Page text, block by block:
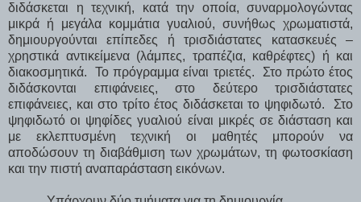
διδάσκεται η τεχνική, κατά την οποία, συναρμολογώντας
μικρά ή μεγάλα κομμάτια γυαλιού, συνήθως χρωματιστά,
δημιουργούνται επίπεδες ή τρισδιάστατες κατασκευές –
χρηστικά αντικείμενα (λάμπες, τραπέζια, καθρέφτες) ή και
διακοσμητικά.
Το πρόγραμμα είναι τριετές.
Στο πρώτο έτος
διδάσκονται επιφάνειες, στο δεύτερο τρισδιάστατες
επιφάνειες, και στο τρίτο έτος διδάσκεται το ψηφιδωτό.
Στο
ψηφιδωτό οι ψηφίδες γυαλιού είναι μικρές σε διάσταση και
με εκλεπτυσμένη τεχνική οι μαθητές μπορούν να
αποδώσουν τη διαβάθμιση των χρωμάτων, τη φωτοσκίαση
και την πιστή αναπαράσταση εικόνων.